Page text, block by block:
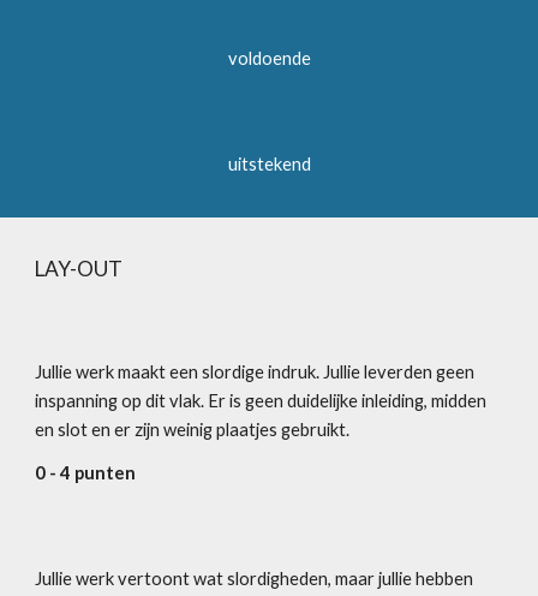
voldoende
uitstekend
LAY-OUT
Jullie werk maakt een slordige indruk. Jullie leverden geen
inspanning op dit vlak. Er is geen duidelijke inleiding, midden
en slot en er zijn weinig plaatjes gebruikt.
0 - 4 punten
Jullie werk vertoont wat slordigheden, maar jullie hebben